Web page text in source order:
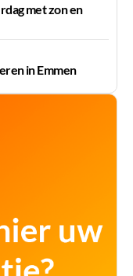
met zon en
in Emmen